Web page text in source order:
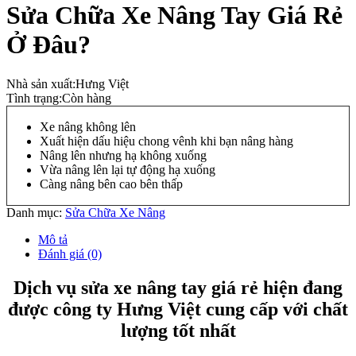
Sửa Chữa Xe Nâng Tay Giá Rẻ
Ở Đâu?
Nhà sản xuất:Hưng Việt
Tình trạng:Còn hàng
Xe nâng không lên
Xuất hiện dấu hiệu chong vênh khi bạn nâng hàng
Nâng lên nhưng hạ không xuống
Vừa nâng lên lại tự động hạ xuống
Càng nâng bên cao bên thấp
Danh mục: Sửa Chữa Xe Nâng
Mô tả
Đánh giá (0)
Dịch vụ sửa xe nâng tay giá rẻ hiện đang
được công ty Hưng Việt cung cấp với chất
lượng tốt nhất